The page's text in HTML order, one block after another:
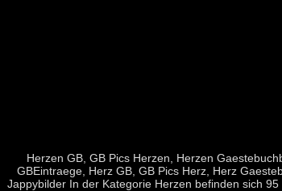
Herzen GB, GB Pics Herzen, Herzen
GBEintraege, Herz GB, GB Pics Herz, Herz
Jappybilder In der Kategorie Herzen befinden sich